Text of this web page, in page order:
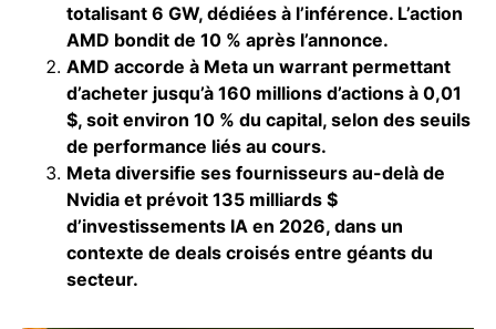
totalisant 6 GW, dédiées à l’inférence. L’action
AMD bondit de 10 % après l’annonce.
AMD accorde à Meta un warrant permettant
d’acheter jusqu’à 160 millions d’actions à 0,01
$, soit environ 10 % du capital, selon des seuils
de performance liés au cours.
Meta diversifie ses fournisseurs au-delà de
Nvidia et prévoit 135 milliards $
d’investissements IA en 2026, dans un
contexte de deals croisés entre géants du
secteur.